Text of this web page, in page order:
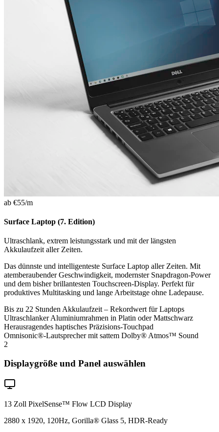
ab €55/m
Surface Laptop (7. Edition)
Ultraschlank, extrem leistungsstark und mit der längsten
Akkulaufzeit aller Zeiten.
Das dünnste und intelligenteste Surface Laptop aller Zeiten. Mit
atemberaubender Geschwindigkeit, modernster Snapdragon-Power
und dem bisher brillantesten Touchscreen-Display. Perfekt für
produktives Multitasking und lange Arbeitstage ohne Ladepause.
Bis zu 22 Stunden Akkulaufzeit – Rekordwert für Laptops
Ultraschlanker Aluminiumrahmen in Platin oder Mattschwarz
Herausragendes haptisches Präzisions-Touchpad
Omnisonic®-Lautsprecher mit sattem Dolby® Atmos™ Sound
2
Displaygröße und Panel auswählen
13 Zoll PixelSense™ Flow LCD Display
2880 x 1920, 120Hz, Gorilla® Glass 5, HDR-Ready